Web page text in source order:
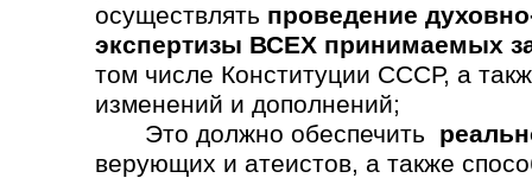
осуществлять проведение
экспертизы ВСЕХ принимаемых
том числе Конституции СССР, а
изменений и дополнений;
Это должно обеспечить
верующих и атеистов, а также